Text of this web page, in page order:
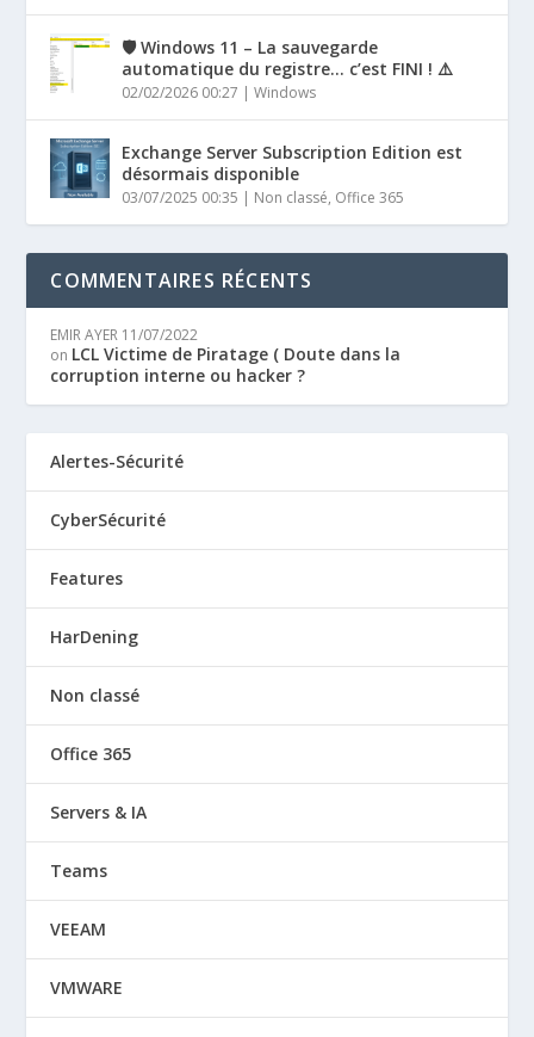
🛡️ Windows 11 – La sauvegarde
automatique du registre… c’est FINI ! ⚠️
02/02/2026 00:27 |Windows
Exchange Server Subscription Edition est
désormais disponible
03/07/2025 00:35 | Non classé, Office 365
COMMENTAIRES RÉCENTS
EMIR AYER 11/07/2022
on LCL Victime de Piratage ( Doute dans la
corruption interne ou hacker ?
Alertes-Sécurité
CyberSécurité
Features
HarDening
Non classé
Office 365
Servers & IA
Teams
VEEAM
VMWARE